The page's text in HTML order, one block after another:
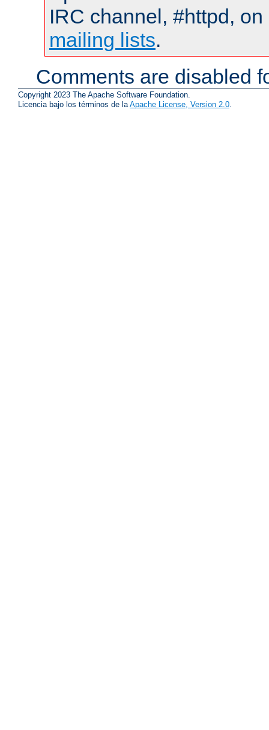
IRC channel, #httpd,
mailing lists.
Comments are disabled
Copyright 2023 The Apache Software Foundation.
Licencia bajo los términos de laApache License, Version 2.0.